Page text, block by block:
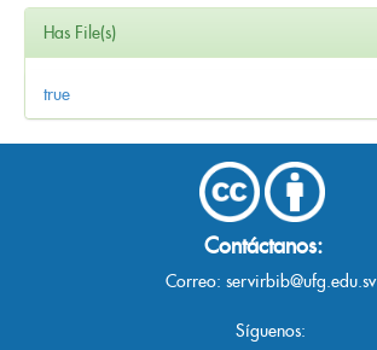
Has File(s)
true
Contáctanos:
Correo: servirbib@ufg.edu.sv
Síguenos: